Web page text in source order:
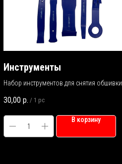
Инструменты
Набор инструментов для снятия обшивки
30,00 р. / 1 pc
В корзину